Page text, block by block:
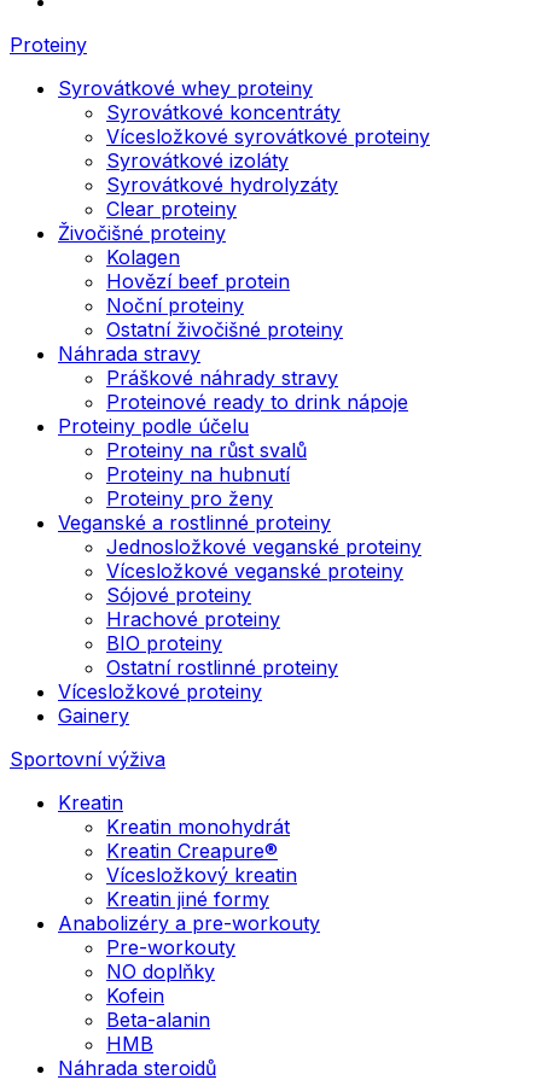
Proteiny
Syrovátkové whey proteiny
Syrovátkové koncentráty
Vícesložkové syrovátkové proteiny
Syrovátkové izoláty
Syrovátkové hydrolyzáty
Clear proteiny
Živočišné proteiny
Kolagen
Hovězí beef protein
Noční proteiny
Ostatní živočišné proteiny
Náhrada stravy
Práškové náhrady stravy
Proteinové ready to drink nápoje
Proteiny podle účelu
Proteiny na růst svalů
Proteiny na hubnutí
Proteiny pro ženy
Veganské a rostlinné proteiny
Jednosložkové veganské proteiny
Vícesložkové veganské proteiny
Sójové proteiny
Hrachové proteiny
BIO proteiny
Ostatní rostlinné proteiny
Vícesložkové proteiny
Gainery
Sportovní výživa
Kreatin
Kreatin monohydrát
Kreatin Creapure®
Vícesložkový kreatin
Kreatin jiné formy
Anabolizéry a pre-workouty
Pre-workouty
NO doplňky
Kofein
Beta-alanin
HMB
Náhrada steroidů